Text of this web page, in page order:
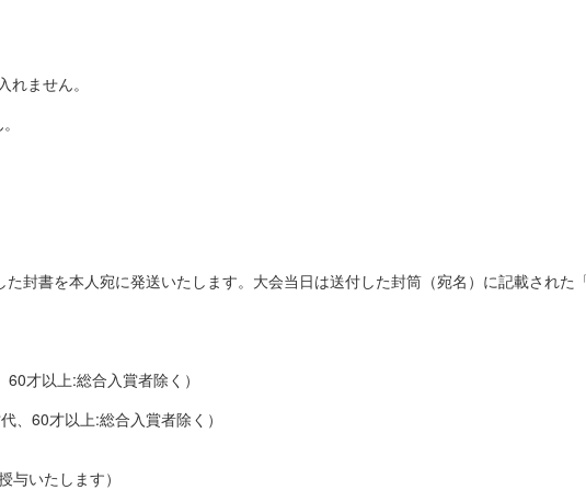
ません。
封書を本人宛に発送いたします。大会当日は送付した封筒（宛名）に記載され
才以上:総合入賞者除く）
、60才以上:総合入賞者除く）
いたします）